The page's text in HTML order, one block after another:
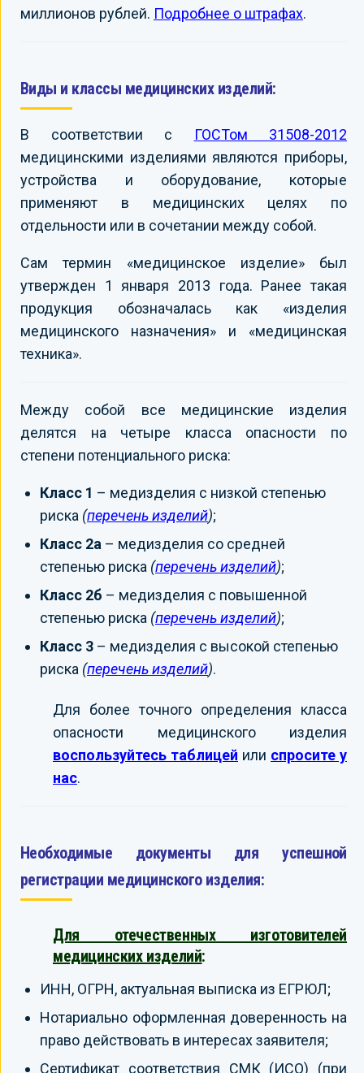
миллионов рублей. Подробнее о штрафах.
Виды и классы медицинских изделий:
В соответствии с
ГОСТом 31508-2012
медицинскими изделиями являются приборы,
устройства и оборудование, которые
применяют в медицинских целях по
отдельности или в сочетании между собой.
Сам термин «медицинское изделие» был
утвержден 1 января 2013 года. Ранее такая
продукция обозначалась как «изделия
медицинского назначения» и «медицинская
техника».
Между собой все медицинские изделия
делятся на четыре класса опасности по
степени потенциального риска:
Класс 1 – медизделия с низкой степенью
риска (перечень изделий);
Класс 2а – медизделия со средней
степенью риска (перечень изделий);
Класс 2б – медизделия с повышенной
степенью риска (перечень изделий);
Класс 3 – медизделия с высокой степенью
риска (перечень изделий).
Для более точного определения класса
опасности медицинского изделия
воспользуйтесь таблицей или спросите у
нас.
Необходимые документы для успешной
регистрации медицинского изделия:
Для отечественных изготовителей
медицинских изделий:
ИНН, ОГРН, актуальная выписка из ЕГРЮЛ;
Нотариально оформленная доверенность на
право действовать в интересах заявителя;
Сертификат соответствия СМК (ИСО) (при